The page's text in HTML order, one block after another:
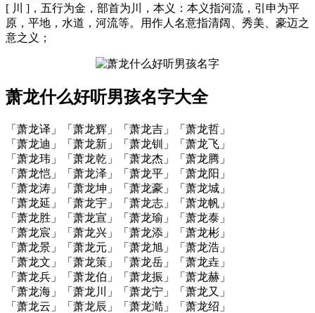
[ 川 ]，五行为金，部首为川，本义：本义指河流，引申为平
原，平地，水道，河流等。用作人名意指清阔、秀美、豪迈之
意之义；
萧龙什么好听男孩名字大全
「萧龙译」「萧龙辉」「萧龙吉」「萧龙哲」
「萧龙迪」「萧龙新」「萧龙钏」「萧龙飞」
「萧龙玮」「萧龙乾」「萧龙杰」「萧龙腾」
「萧龙恺」「萧龙泽」「萧龙平」「萧龙阳」
「萧龙涛」「萧龙坤」「萧龙豪」「萧龙城」
「萧龙延」「萧龙宇」「萧龙志」「萧龙帆」
「萧龙胜」「萧龙宣」「萧龙瑜」「萧龙泰」
「萧龙宸」「萧龙兴」「萧龙添」「萧龙彬」
「萧龙景」「萧龙元」「萧龙旭」「萧龙浩」
「萧龙文」「萧龙策」「萧龙岳」「萧龙垚」
「萧龙兵」「萧龙伯」「萧龙振」「萧龙赫」
「萧龙海」「萧龙川」「萧龙宁」「萧龙又」
「萧龙云」「萧龙辰」「萧龙澔」「萧龙绍」